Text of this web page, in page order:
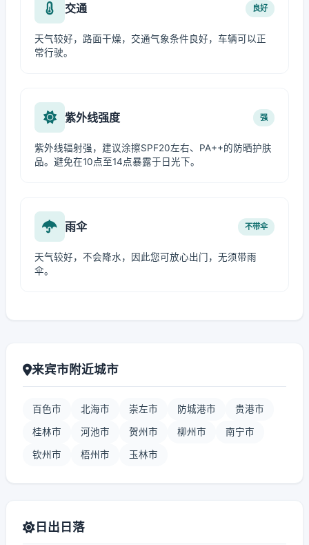
交通 良好
天气较好，路面干燥，交通气象条件良好，车辆可以正
常行驶。
紫外线强度 强
紫外线辐射强，建议涂擦SPF20左右、PA++的防晒护肤
品。避免在10点至14点暴露于日光下。
雨伞 不带伞
天气较好，不会降水，因此您可放心出门，无须带雨
伞。
来宾市附近城市
百色市 北海市 崇左市 防城港市 贵港市
桂林市 河池市 贺州市 柳州市 南宁市
钦州市 梧州市 玉林市
日出日落